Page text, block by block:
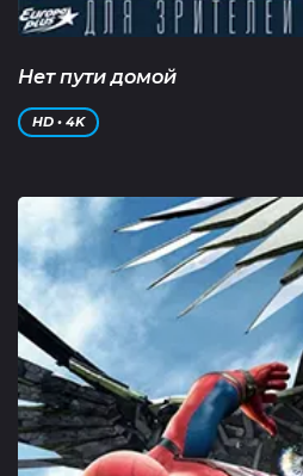
Нет пути домой
HD • 4K